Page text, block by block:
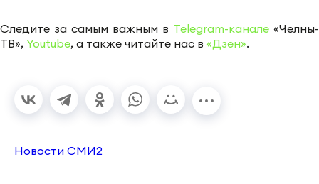
Следите за самым важным в Telegram-канале «Челны-
ТВ», Youtube, а также читайте нас в «Дзен».
Новости СМИ2